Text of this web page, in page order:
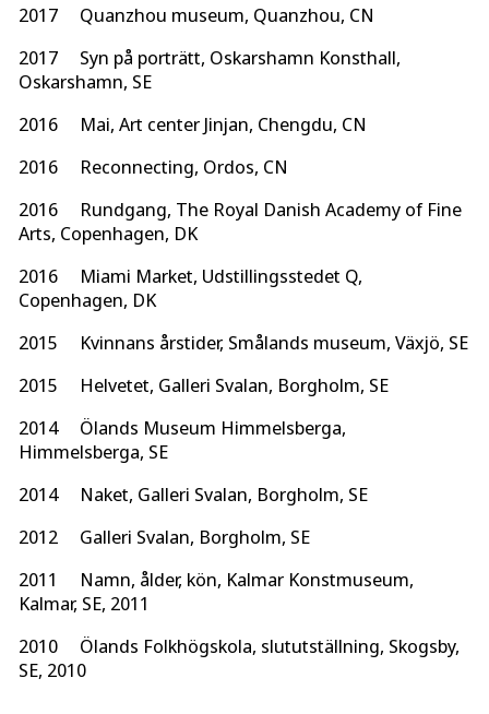
2017 Quanzhou museum, Quanzhou, CN
2017 Syn på porträtt, Oskarshamn Konsthall,
Oskarshamn, SE
2016 Mai, Art center Jinjan, Chengdu, CN
2016 Reconnecting, Ordos, CN
2016 Rundgang, The Royal Danish Academy of Fine
Arts, Copenhagen, DK
2016 Miami Market, Udstillingsstedet Q,
Copenhagen, DK
2015 Kvinnans årstider, Smålands museum, Växjö, SE
2015 Helvetet, Galleri Svalan, Borgholm, SE
2014 Ölands Museum Himmelsberga,
Himmelsberga, SE
2014 Naket, Galleri Svalan, Borgholm, SE
2012 Galleri Svalan, Borgholm, SE
2011 Namn, ålder, kön, Kalmar Konstmuseum,
Kalmar, SE, 2011
2010 Ölands Folkhögskola, slututställning, Skogsby,
SE, 2010